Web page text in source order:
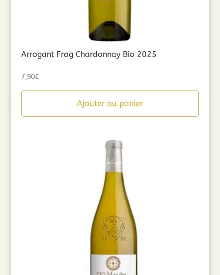
Arrogant Frog Chardonnay Bio 2025
7,90€
Ajouter au panier